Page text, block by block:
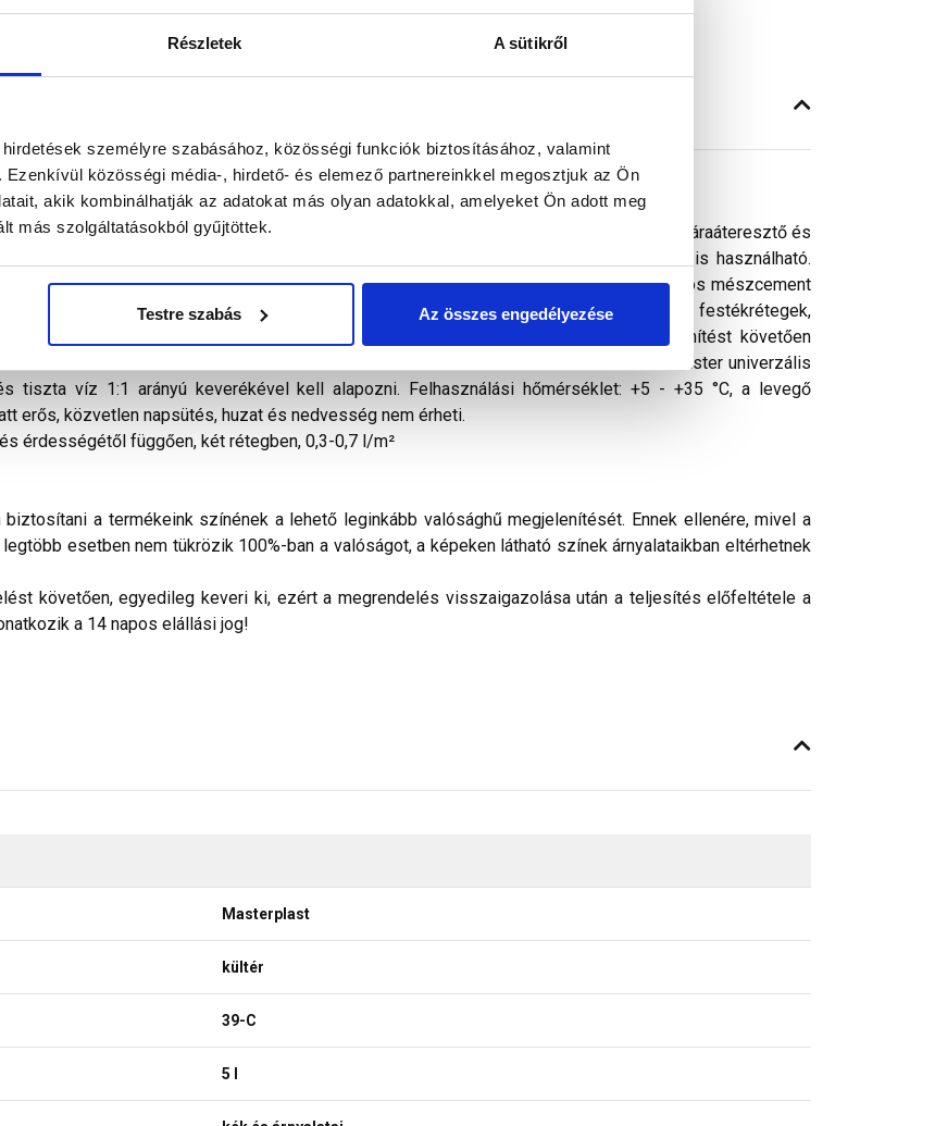
Részletek A sütikről
személyre szabásához, közösségi funkciók biztosításához, valamint
Ezenkívül közösségi média-, hirdető- és elemező partnereinkkel megosztjuk az Ön
akik kombinálhatják az adatokat más olyan adatokkal, amelyeket Ön adott meg
más szolgáltatásokból gyűjtöttek.
Testre szabás Az összes engedélyezése
termékkel kapcsolatban. Kérjük, figyelmesen olvassa el!
száladalékokat tartalmazó, akrilgyanta bázisú, kiváló tapadó- és fedőképességű, jó páraáteresztő és
és egyéb légköri hatásokkal szemben is tartósan ellenálló. Bel- és kültérben is használható.
tekintve durva, illetve simított, javított homlokzatfelületek (minimum egy hónapos mészcement
beton homlokzatfelületek), továbbá régi, jól tapadó akril, szilikátos és szilikonos festékrétegek,
lábazati sík felett, vízszigeteléssel védett függőleges felületeken. Előzetes fertőtlenítést követően
karbantartó festésére is. A festendő felületet a felhordás előtt Thermomaster univerzális
tiszta víz 1:1 arányú keverékével kell alapozni. Felhasználási hőmérséklet: +5 - +35 °C, a levegő
erős, közvetlen napsütés, huzat és nedvesség nem érheti.
érdességétől függően, két rétegben, 0,3-0,7 l/m²
a termékeink színének a lehető leginkább valósághű megjelenítését. Ennek ellenére, mivel a
esetben nem tükrözik 100%-ban a valóságot, a képeken látható színek árnyalataikban eltérhetnek
követően, egyedileg keveri ki, ezért a megrendelés visszaigazolása után a teljesítés előfeltétele a
a 14 napos elállási jog!
Masterplast
kültér
39-C
5 l